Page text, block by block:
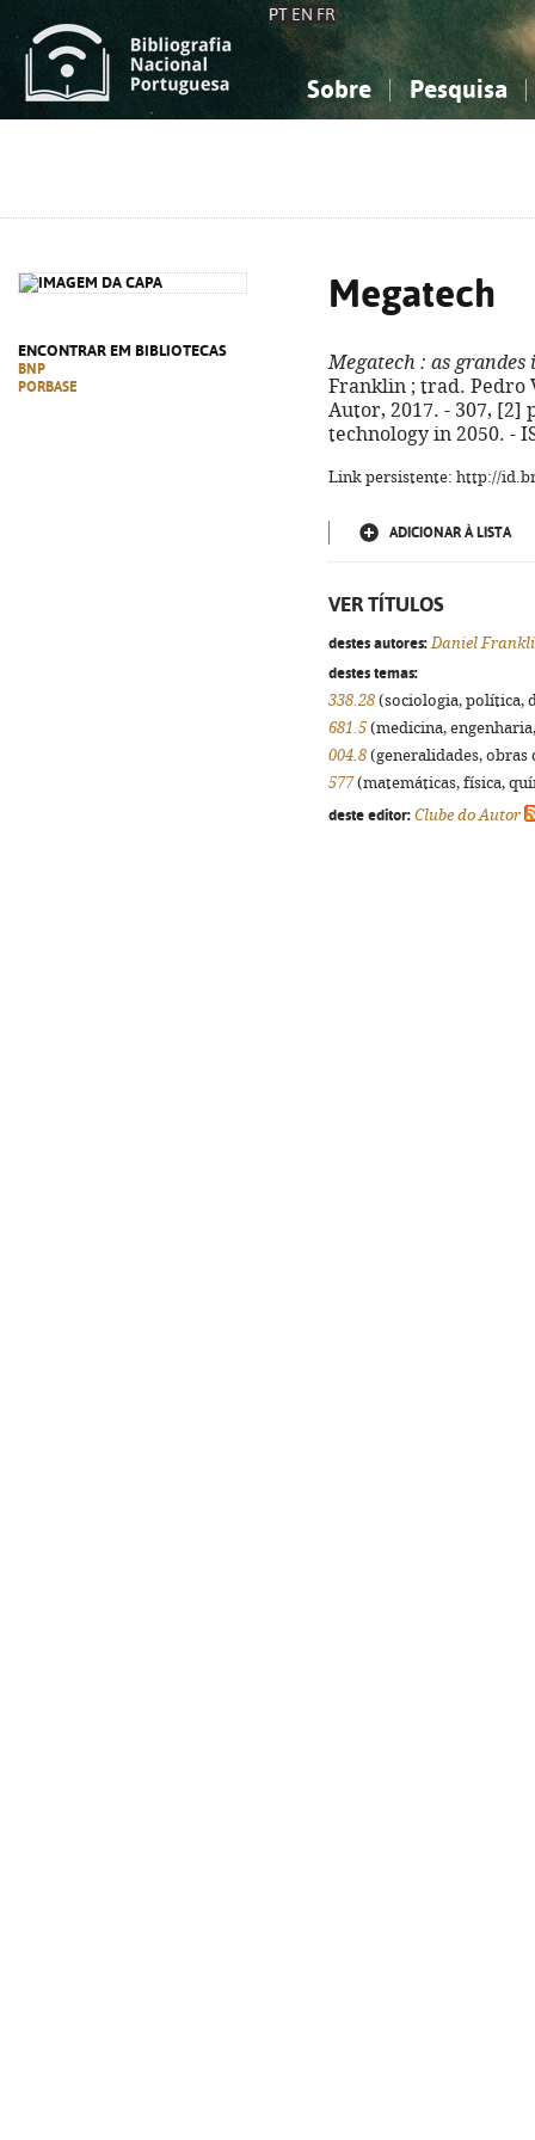
PT EN FR
Sobre Pesquisa
ENCONTRAR EM BIBLIOTECAS
BNP
PORBASE
Megatech
Megatech : as grandes
Franklin ; trad. Pedro
Autor, 2017. - 307, [2]
technology in 2050. -
Link persistente: http://
ADICIONAR À LISTA
VER TÍTULOS
destes autores: Daniel
destes temas:
338.28 (sociologia, política,
681.5 (medicina,
004.8 (generalidades,
577(matemáticas, física,
deste editor: Clube do Autor